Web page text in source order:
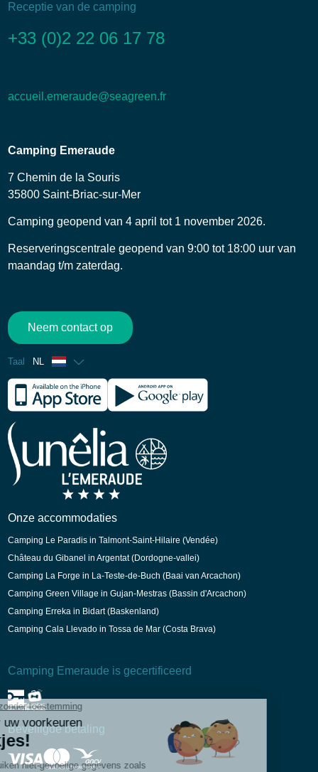
Receptie van de camping
+33 (0)2 22 06 17 78
accueil.emeraude@seagreen.fr
Camping Emeraude
7 Chemin de la Souris
35800 Saint-Briac-sur-Mer
Camping geopend van 4 april tot 1 november 2026.
Reserveringscentrale geopend van 9:00 tot 18:00 uur van
maandag t/m zaterdag.
Neem contact op
Taal NL
Frans
Engels
Duits
Onze accommodaties
Camping Le Paradis in Talmont-Saint-Hilaire (Vendée)
Château du Gibanel in Argentat (Dordogne-vallei)
Camping La Forge in La-Teste-de-Buch (Baai van Arcachon)
Camping Green Village in Gujan-Mestras (Bassin d'Arcachon)
Camping Erreka in Bidart (Baskenland)
Camping Cala Llevado in Tossa de Mar (Costa Brava)
Camping Emeraude is gecertificeerd
Beveiligde betaling